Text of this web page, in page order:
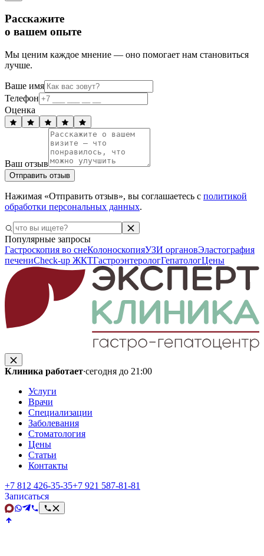
Расскажите
о вашем опыте
Мы ценим каждое мнение — оно помогает нам становиться
лучше.
Ваше имя
Телефон
Оценка
Ваш отзыв
Отправить отзыв
Нажимая «Отправить отзыв», вы соглашаетесь с политикой
обработки персональных данных.
Популярные запросы
Гастроскопия во снеКолоноскопияУЗИ органовЭластография
печениCheck-up ЖКТГастроэнтерологГепатологЦены
Клиника работает·сегодня до 21:00
Услуги
Врачи
Специализации
Заболевания
Стоматология
Цены
Статьи
Контакты
+7 812 426‑35‑35+7 921 587‑81‑81
Записаться